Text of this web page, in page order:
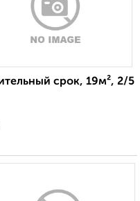
срок, 19м², 2/5